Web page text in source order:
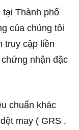
Thành phố
của chúng tôi
truy cập liền
nhận đặc
chuẩn khác
may ( GRS ,